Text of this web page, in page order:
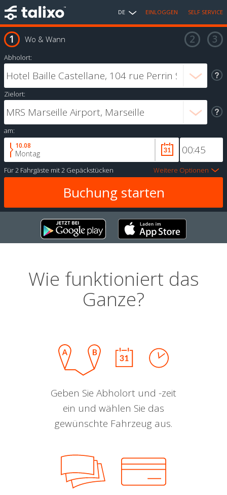
DE EINLOGGEN SELF SERVICE
Wo & Wann
Abholort:
Zielort:
am:
10.08
Montag
Für2 Fahrgäste mit2 Gepäckstücken Weitere Optionen
Wie funktioniert das
Ganze?
Geben Sie Abholort und -zeit
ein und wählen Sie das
gewünschte Fahrzeug aus.